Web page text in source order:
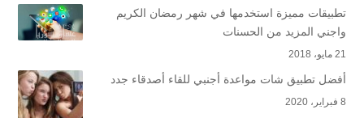
تطبيقات مميزة استخدمها في شهر رمضان الكريم
واجني المزيد من الحسنات
21 مايو، 2018
أفضل تطبيق شات مواعدة أجنبي للقاء أصدقاء جدد
8 فبراير، 2020